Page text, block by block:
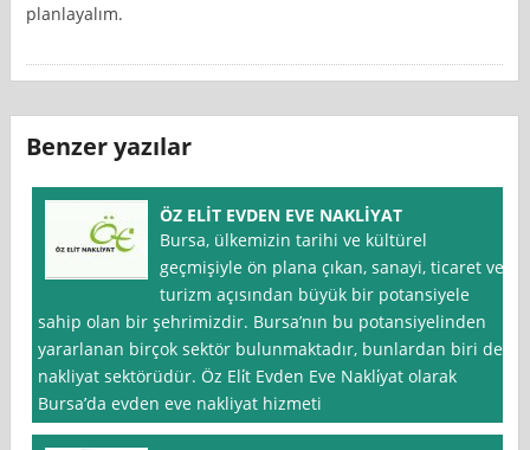
planlayalım.
Benzer yazılar
ÖZ ELİT EVDEN EVE NAKLİYAT
Bursa, ülkemizin tarihi ve kültürel
geçmişiyle ön plana çıkan, sanayi, ticaret ve
turizm açısından büyük bir potansiyele
sahip olan bir şehrimizdir. Bursa’nın bu potansiyelinden
yararlanan birçok sektör bulunmaktadır, bunlardan biri de
nakliyat sektörüdür. Öz Eli̇t Evden Eve Nakli̇yat olarak
Bursa’da evden eve nakliyat hizmeti